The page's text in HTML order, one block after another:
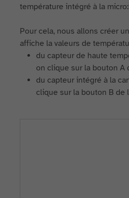
température intégré à la
Pour cela, nous allons créer
affiche la valeurs de
du capteur de haute
on clique sur la bouton A
du capteur intégré à la
clique sur la bouton B de